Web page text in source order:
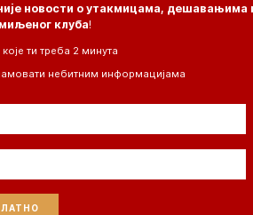
новости о утакмицама, дешавањима
клуба!
ти треба 2 минута
небитним информацијама